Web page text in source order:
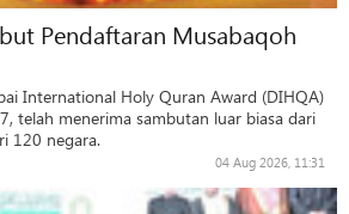
Pendaftaran Musabaqoh
International Holy Quran Award (DIHQA)
telah menerima sambutan luar biasa dari
120 negara.
04 Aug 2026, 11:31